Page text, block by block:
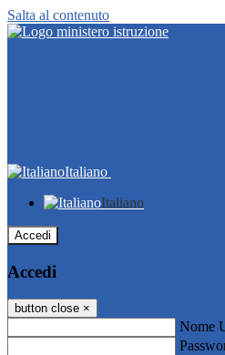
Salta al contenuto
Italiano
Italiano
Accedi
Accedi
button close ×
Nome